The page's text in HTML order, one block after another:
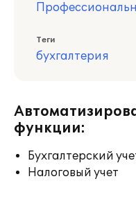
Теги
бухгалтерия
функции:
Бухгалтерский
Налоговый учет